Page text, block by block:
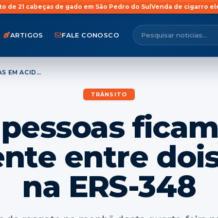
gado em São Pedro do SulVenda de cigarro eletrônico para
ARTIGOS FALE CONOSCO
QUATRO PESSOAS FICAM FERIDAS EM ACIDENTE ENTRE DOIS VEÍCULOS NA ERS-348
TRÂNSITO
entre
na ERS-348